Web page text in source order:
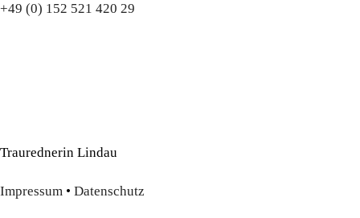
+49 (0) 152 521 420 29
Traurednerin Lindau
Impressum • Datenschutz